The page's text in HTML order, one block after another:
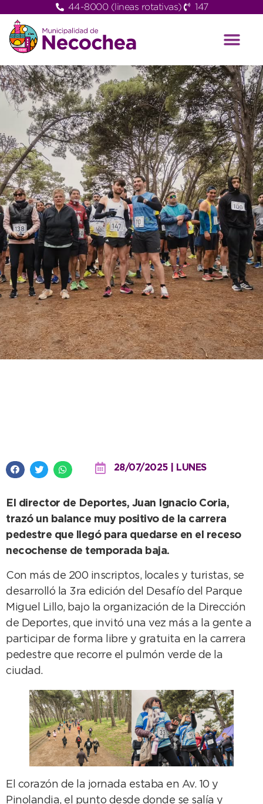
44-8000 (lineas rotativas) 147
28/07/2025 | LUNES
El director de Deportes, Juan Ignacio Coria,
trazó un balance muy positivo de la carrera
pedestre que llegó para quedarse en el receso
necochense de temporada baja.
Con más de 200 inscriptos, locales y turistas, se
desarrolló la 3ra edición del Desafío del Parque
Miguel Lillo, bajo la organización de la Dirección
de Deportes, que invitó una vez más a la gente a
participar de forma libre y gratuita en la carrera
pedestre que recorre el pulmón verde de la
ciudad.
El corazón de la jornada estaba en Av. 10 y
Pinolandia, el punto desde donde se salía y